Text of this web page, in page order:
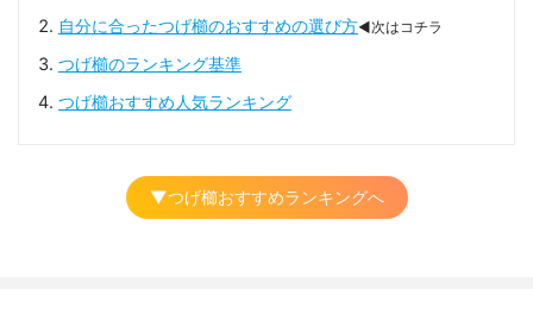
自分に合ったつげ櫛のおすすめの選び方◀次はコチラ
つげ櫛のランキング基準
つげ櫛おすすめ人気ランキング
▼つげ櫛おすすめランキングへ